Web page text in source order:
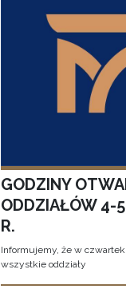
GODZINY
ODDZIAŁÓW 4-
R.
Informujemy, że w czwartek
wszystkie oddziały